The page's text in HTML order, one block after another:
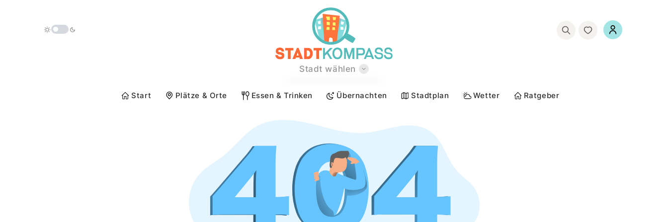
Stadt wählen
Hamburg
Frankfurt a.M.
Stuttgart
Düsseldorf
Leipzig
Dortmund
Start Plätze & Orte Essen & Trinken Übernachten Stadtplan Wetter Ratgeber